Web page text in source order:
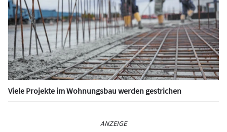
Viele Projekte im Wohnungsbau werden gestrichen
ANZEIGE